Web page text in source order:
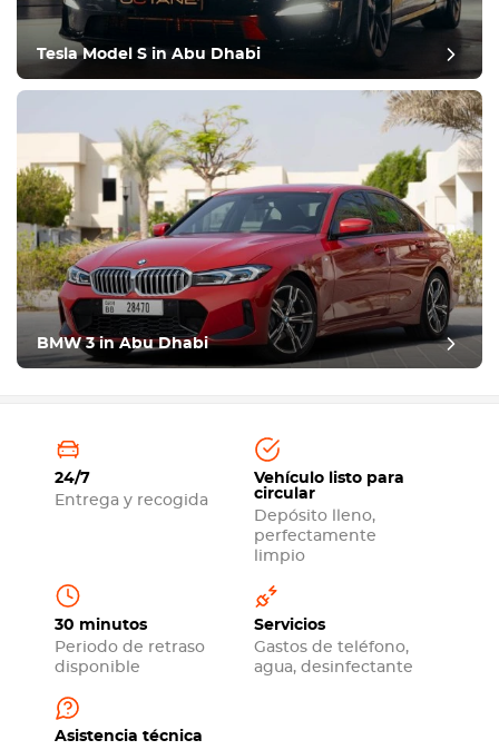
Tesla Model S in Abu Dhabi
BMW 3 in Abu Dhabi
24/7
Entrega y recogida
Vehículo listo para
circular
Depósito lleno,
perfectamente
limpio
30 minutos
Periodo de retraso
disponible
Servicios
Gastos de teléfono,
agua, desinfectante
Asistencia técnica